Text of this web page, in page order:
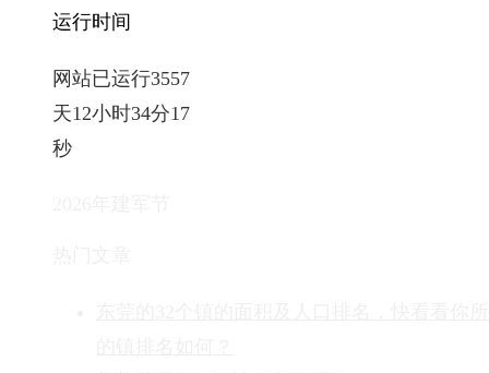
运行时间
网站已运行3557
天12小时34分19
秒